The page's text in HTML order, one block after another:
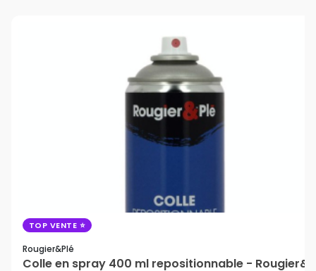
TOP VENTE
Rougier&plé
Colle en spray 400 ml repositionnable -